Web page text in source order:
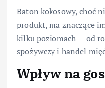
Baton kokosowy, choć
produkt, ma znaczące
kilku poziomach — od
spożywczy i handel
Wpływ na